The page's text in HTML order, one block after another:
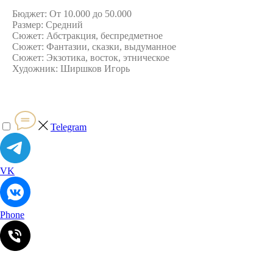
Бюджет: От 10.000 до 50.000
Размер: Средний
Сюжет: Абстракция, беспредметное
Сюжет: Фантазии, сказки, выдуманное
Сюжет: Экзотика, восток, этническое
Художник: Ширшков Игорь
Telegram
VK
Phone